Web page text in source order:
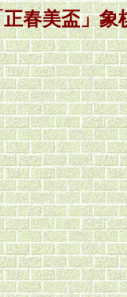
正春美盃」